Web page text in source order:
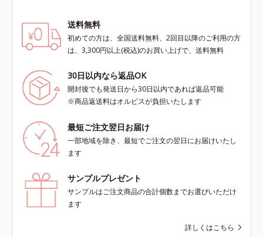
送料無料
初めての方は、全国送料無料、2回目以降のご利用の方
は、3,300円以上(税込)のお買い上げで、送料無料
30日以内なら返品OK
開封後でも発送日から30日以内であれば返品可能
※商品返送料はオルビスが負担いたします
最短ご注文翌日お届け
一部地域を除き、最短でご注文の翌日にお届けいたし
ます
サンプルプレゼント
サンプルはご注文商品の合計個数までお選びいただけ
ます
詳しくはこちら